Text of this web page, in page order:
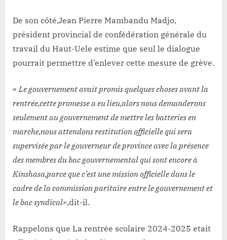
De son côté,Jean Pierre Mambandu Madjo,
président provincial de confédération générale du
travail du Haut-Uele estime que seul le dialogue
pourrait permettre d’enlever cette mesure de grève.
«Le gouvernement avait promis quelques choses avant la
rentrée,cette promesse a eu lieu,alors nous demanderons
seulement au gouvernement de mettre les batteries en
marche,nous attendons restitution officielle qui sera
supervisée par le gouverneur de province avec la présence
des membres du bac gouvernemental qui sont encore à
Kinshasa,parce que c’est une mission officielle dans le
cadre de la commission paritaire entre le gouvernement et
le bac syndical»,dit-il.
Rappelons que La rentrée scolaire 2024-2025 etait